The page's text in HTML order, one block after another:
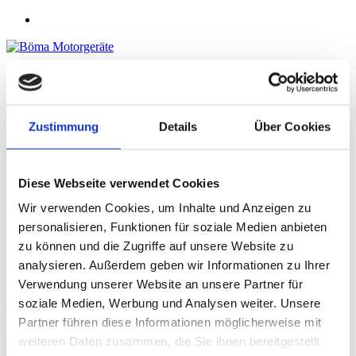
Zustimmung Details Über Cookies
Diese Webseite verwendet Cookies
Wir verwenden Cookies, um Inhalte und Anzeigen zu
personalisieren, Funktionen für soziale Medien anbieten
zu können und die Zugriffe auf unsere Website zu
analysieren. Außerdem geben wir Informationen zu Ihrer
Verwendung unserer Website an unsere Partner für
soziale Medien, Werbung und Analysen weiter. Unsere
Partner führen diese Informationen möglicherweise mit
weiteren Daten zusammen, die Sie ihnen bereitgestellt
08431 / 2094
info@böma-neuburg.de
Kontakt
Impressum
Bößhenz Kevin & Mandlmeier Roland GbR
BöMa Motorgeräte
Franziskanerstr. B228
86633 Neuburg an der Donau
Diese E-Mail-Adresse ist vor Spambots geschützt! Zur Anzeige
muss JavaScript eingeschaltet sein.